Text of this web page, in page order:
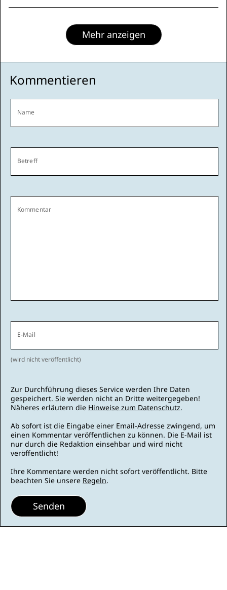
Mehr anzeigen
Kommentieren
Name
Betreff
Kommentar
E-Mail
(wird nicht veröffentlicht)
Zur Durchführung dieses Service werden Ihre Daten
gespeichert. Sie werden nicht an Dritte weitergegeben!
Näheres erläutern die Hinweise zum Datenschutz.
Ab sofort ist die Eingabe einer Email-Adresse zwingend, um
einen Kommentar veröffentlichen zu können. Die E-Mail ist
nur durch die Redaktion einsehbar und wird nicht
veröffentlicht!
Ihre Kommentare werden nicht sofort veröffentlicht. Bitte
beachten Sie unsere Regeln.
Senden